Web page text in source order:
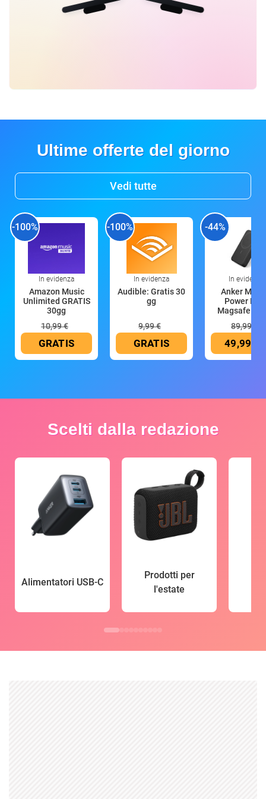
Ultime offerte del giorno
Vedi tutte
-100%
In evidenza
Amazon Music
Unlimited GRATIS
30gg
10,99 €
GRATIS
-100%
In evidenza
Audible: Gratis 30
gg
9,99 €
GRATIS
-44%
In evidenza
Anker
Power
Magsafe
89,99 €
49,99 €
Scelti dalla redazione
Alimentatori USB-C
Prodotti per
l'estate